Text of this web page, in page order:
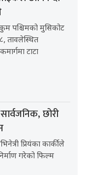
पश्चिमको मुसिकोट
तावलेस्थित
टाटा
सार्वजनिक, छोरी
प्रियंका कार्कीले
गरेको फिल्म